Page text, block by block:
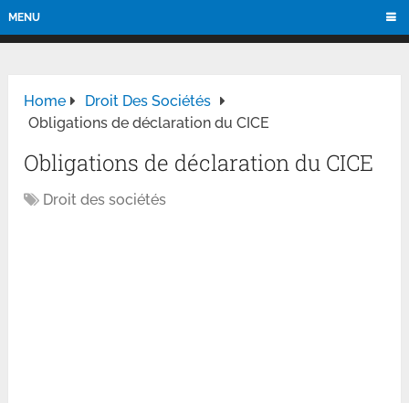
MENU
Home
Droit Des Sociétés
Obligations de déclaration du CICE
Obligations de déclaration du CICE
Droit des sociétés